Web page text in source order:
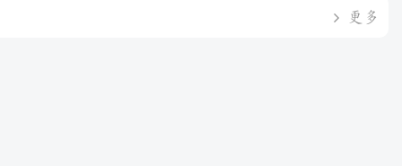
更多